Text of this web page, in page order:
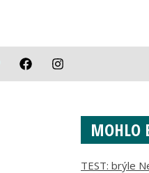
MOHLO
TEST: brýle